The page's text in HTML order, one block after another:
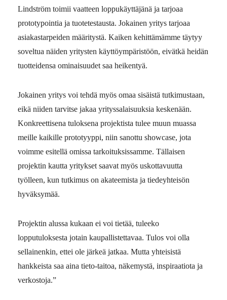
Lindström toimii vaatteen loppukäyttäjänä ja tarjoaa
prototypointia ja tuotetestausta. Jokainen yritys tarjoaa
asiakastarpeiden määritystä. Kaiken kehittämämme täytyy
soveltua näiden yritysten käyttöympäristöön, eivätkä heidän
tuotteidensa ominaisuudet saa heikentyä.
Jokainen yritys voi tehdä myös omaa sisäistä tutkimustaan,
eikä niiden tarvitse jakaa yrityssalaisuuksia keskenään.
Konkreettisena tuloksena projektista tulee muun muassa
meille kaikille prototyyppi, niin sanottu showcase, jota
voimme esitellä omissa tarkoituksissamme. Tällaisen
projektin kautta yritykset saavat myös uskottavuutta
työlleen, kun tutkimus on akateemista ja tiedeyhteisön
hyväksymää.
Projektin alussa kukaan ei voi tietää, tuleeko
lopputuloksesta jotain kaupallistettavaa. Tulos voi olla
sellainenkin, ettei ole järkeä jatkaa. Mutta yhteisistä
hankkeista saa aina tieto-taitoa, näkemystä, inspiraatiota ja
verkostoja.”